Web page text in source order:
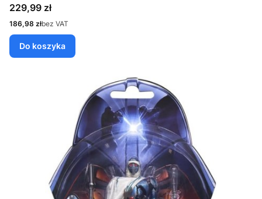
Cena
229,99 zł
Cena
186,98 złbez VAT
Do koszyka